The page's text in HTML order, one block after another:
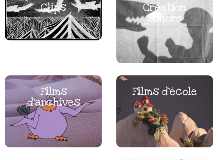
Clips Création
sonore
Films
d’archives
Films d’école